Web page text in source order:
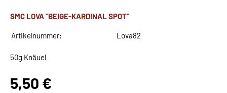
SMC LOVA "BEIGE-KARDINAL SPOT"
Artikelnummer: Lova82
50g Knäuel
5,50 €